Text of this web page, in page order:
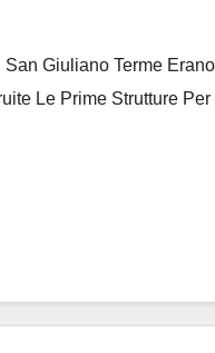
Giuliano Terme
Le Prime Strutture Per